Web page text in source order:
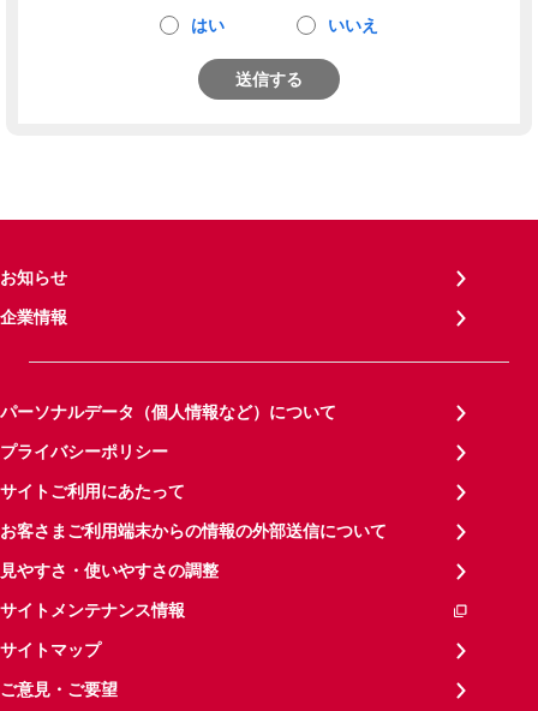
はい いいえ
送信する
お知らせ
企業情報
パーソナルデータ（個人情報など）について
プライバシーポリシー
サイトご利用にあたって
お客さまご利用端末からの情報の外部送信について
見やすさ・使いやすさの調整
サイトメンテナンス情報
サイトマップ
ご意見・ご要望